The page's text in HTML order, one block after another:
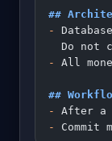
##
-
Do not
-
All
##
-
After a
-